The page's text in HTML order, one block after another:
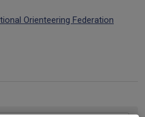
Orienteering Federation